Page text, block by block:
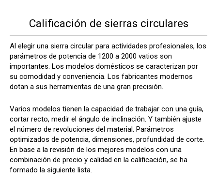
Calificación de sierras circulares
Al elegir una sierra circular para actividades profesionales, los
parámetros de potencia de 1200 a 2000 vatios son
importantes. Los modelos domésticos se caracterizan por
su comodidad y conveniencia. Los fabricantes modernos
dotan a sus herramientas de una gran precisión.
Varios modelos tienen la capacidad de trabajar con una guía,
cortar recto, medir el ángulo de inclinación. Y también ajuste
el número de revoluciones del material. Parámetros
optimizados de potencia, dimensiones, profundidad de corte.
En base a la revisión de los mejores modelos con una
combinación de precio y calidad en la calificación, se ha
formado la siguiente lista.